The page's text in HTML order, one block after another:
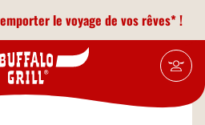
le voyage de vos rêves* !
2Leaflet |©OpenStreetMapcontributors